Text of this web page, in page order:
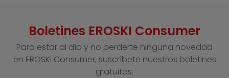
Boletines EROSKI Consumer
Para estar al día y no perderte ninguna novedad
en EROSKI Consumer, suscríbete nuestros boletines
gratuitos.